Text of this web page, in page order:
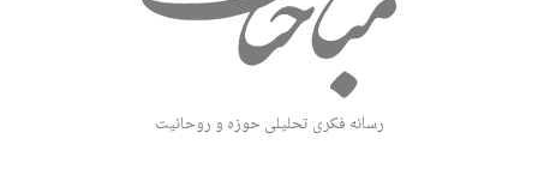
رسانه فکری تحلیلی حوزه و روحانیت